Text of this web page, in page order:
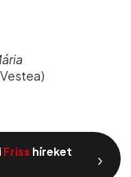
Friss híreket
›